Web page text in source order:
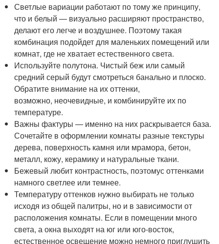
Светлые вариации работают по тому же принципу,
что и белый — визуально расширяют пространство,
делают его легче и воздушнее. Поэтому такая
комбинация подойдет для маленьких помещений или
комнат, где не хватает естественного света.
Используйте полутона. Чистый беж или самый
средний серый будут смотреться банально и плоско.
Обратите внимание на их оттенки,
возможно, неочевидные, и комбинируйте их по
температуре.
Важны фактуры — именно на них раскрывается база.
Сочетайте в оформлении комнаты разные текстуры
дерева, поверхность камня или мрамора, бетон,
металл, кожу, керамику и натуральные ткани.
Бежевый любит контрастность, поэтомус оттенками
намного светлее или темнее.
Температуру оттенков нужно выбирать не только
исходя из общей палитры, но и в зависимости от
расположения комнаты. Если в помещении много
света, а окна выходят на юг или юго-восток,
естественное освещение можно немного приглушить